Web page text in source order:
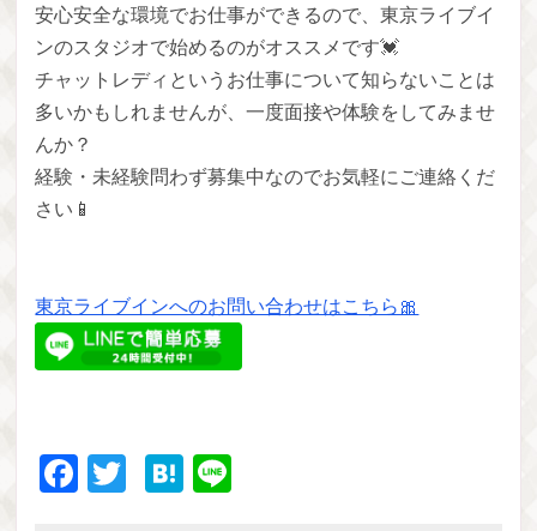
安心安全な環境でお仕事ができるので、東京ライブイ
ンのスタジオで始めるのがオススメです💓
チャットレディというお仕事について知らないことは
多いかもしれませんが、一度面接や体験をしてみませ
んか？
経験・未経験問わず募集中なのでお気軽にご連絡くだ
さい📱
東京ライブインへのお問い合わせはこちら🎀
Facebook
TwitterHatena